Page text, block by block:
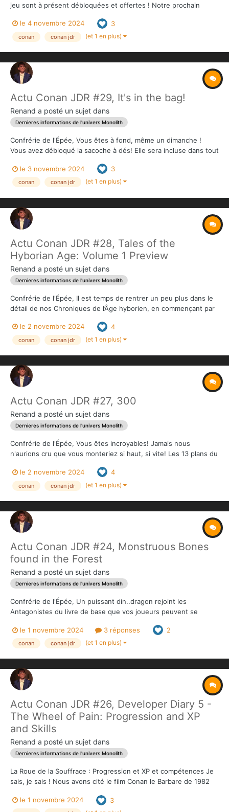
jeu sont à présent débloquées et offertes ! Notre prochain
navigation. Rendez-vous dans quelques heures pour le focus
sur le Volume...
le 4 novembre 2024 3
conan conan jdr (et 1 en plus)
Actu Conan JDR #29, It's in the bag!
Renand a posté un sujet dans
Dernieres informations de l'univers Monolith
Confrérie de l'Épée, Vous êtes à fond, même un dimanche !
Vous avez débloqué la sacoche à dés! Elle sera incluse dans tout
de dés (Adventurer, King) Rien n'est plus pénible entre les
parties (ou durant un...
le 3 novembre 2024 3
conan conan jdr (et 1 en plus)
Actu Conan JDR #28, Tales of the
Hyborian Age: Volume 1 Preview
Renand a posté un sujet dans
Dernieres informations de l'univers Monolith
Confrérie de l'Épée, Il est temps de rentrer un peu plus dans le
détail de nos Chroniques de l’Âge hyborien, en commençant par
un synopsis, des para- graphes à lire à haute voix destinés au
MJ et un enchai...
le 2 novembre 2024 4
conan conan jdr (et 1 en plus)
Actu Conan JDR #27, 300
Renand a posté un sujet dans
Dernieres informations de l'univers Monolith
Confrérie de l'Épée, Vous êtes incroyables! Jamais nous
n'aurions cru que vous monteriez si haut, si vite! Les 13 plans du
King. Ces plans seront également disponibles en pdf avec
toutes les contributions....
le 2 novembre 2024 4
conan conan jdr (et 1 en plus)
Actu Conan JDR #24, Monstruous Bones
found in the Forest
Renand a posté un sujet dans
Dernieres informations de l'univers Monolith
Confrérie de l'Épée, Un puissant din..dragon rejoint les
Antagonistes du livre de base que vos joueurs peuvent se
à elle la boîte de figurines Les 3 plans imprimés des...
le 1 novembre 2024 3 réponses 2
conan conan jdr (et 1 en plus)
Actu Conan JDR #26, Developer Diary 5 -
The Wheel of Pain: Progression and XP
and Skills
Renand a posté un sujet dans
Dernieres informations de l'univers Monolith
La Roue de la Souffrace : Progression et XP et compétences Je
sais, je sais ! Nous avons cité le film Conan le Barbare de 1982
recommençons avec ce titre. N'ayez crainte puristes, nous
le 1 novembre 2024 3